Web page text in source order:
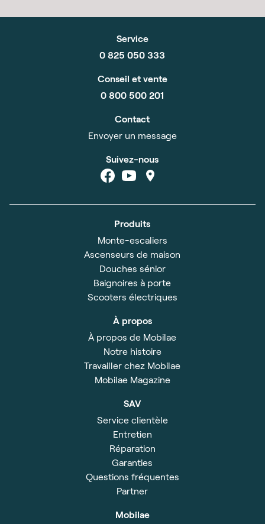
Service
0 825 050 333
Conseil et vente
0 800 500 201
Contact
Envoyer un message
Suivez-nous
Produits
Monte-escaliers
Ascenseurs de maison
Douches sénior
Baignoires à porte
Scooters électriques
À propos
À propos de Mobilae
Notre histoire
Travailler chez Mobilae
Mobilae Magazine
SAV
Service clientèle
Entretien
Réparation
Garanties
Questions fréquentes
Partner
Mobilae